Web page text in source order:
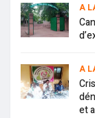
A
A
et